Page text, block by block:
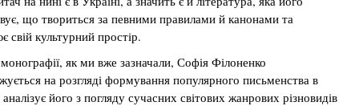
що твориться за певними правилами й канонами та
свій культурний простір.
як ми вже зазначали, Софія Філоненко
на розгляді формування популярного письменства в
аналізує його з погляду сучасних світових жанрових різновидів